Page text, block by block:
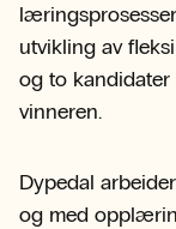
utvikling av
og to
vinneren.
Dypedal
og med